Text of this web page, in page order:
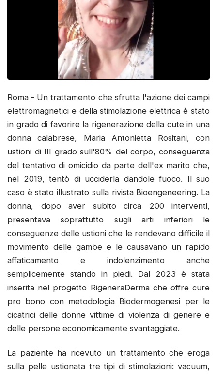
Roma - Un trattamento che sfrutta l'azione dei campi
elettromagnetici e della stimolazione elettrica è stato
in grado di favorire la rigenerazione della cute in una
donna calabrese, Maria Antonietta Rositani, con
ustioni di III grado sull'80% del corpo, conseguenza
del tentativo di omicidio da parte dell'ex marito che,
nel 2019, tentò di ucciderla dandole fuoco. Il suo
caso è stato illustrato sulla rivista Bioengeneering. La
donna, dopo aver subito circa 200 interventi,
presentava soprattutto sugli arti inferiori le
conseguenze delle ustioni che le rendevano difficile il
movimento delle gambe e le causavano un rapido
affaticamento e indolenzimento anche
semplicemente stando in piedi. Dal 2023 è stata
inserita nel progetto RigeneraDerma che offre cure
pro bono con metodologia Biodermogenesi per le
cicatrici delle donne vittime di violenza di genere e
delle persone economicamente svantaggiate.
La paziente ha ricevuto un trattamento che eroga
sulla pelle ustionata tre tipi di stimolazioni: vacuum,